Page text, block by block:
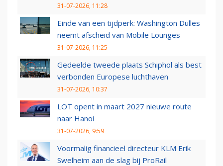
31-07-2026, 11:28
Einde van een tijdperk: Washington Dulles
neemt afscheid van Mobile Lounges
31-07-2026, 11:25
Gedeelde tweede plaats Schiphol als best
verbonden Europese luchthaven
31-07-2026, 10:37
LOT opent in maart 2027 nieuwe route
naar Hanoi
31-07-2026, 9:59
Voormalig financieel directeur KLM Erik
Swelheim aan de slag bij ProRail